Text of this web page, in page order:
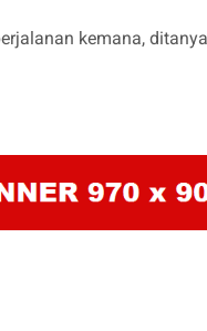
kemana,